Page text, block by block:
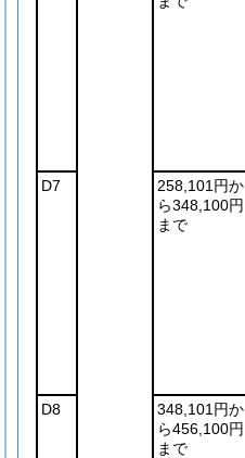
D7
258,101円か
ら348,100円
まで
D8
348,101円か
ら456,100円
まで